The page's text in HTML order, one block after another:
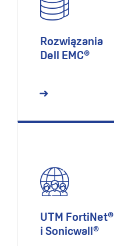
Rozwiązania
Dell EMC®
UTM FortiNet®
i Sonicwall®